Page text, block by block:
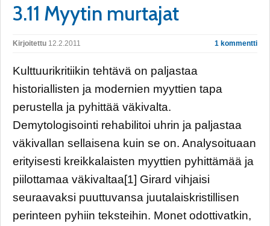
3.11 Myytin murtajat
Kirjoitettu 12.2.2011 1 kommentti
Kulttuurikritiikin tehtävä on paljastaa
historiallisten ja modernien myyttien tapa
perustella ja pyhittää väkivalta.
Demytologisointi rehabilitoi uhrin ja paljastaa
väkivallan sellaisena kuin se on. Analysoituaan
erityisesti kreikkalaisten myyttien pyhittämää ja
piilottamaa väkivaltaa[1] Girard vihjaisi
seuraavaksi puuttuvansa juutalaiskristillisen
perinteen pyhiin teksteihin. Monet odottivatkin,